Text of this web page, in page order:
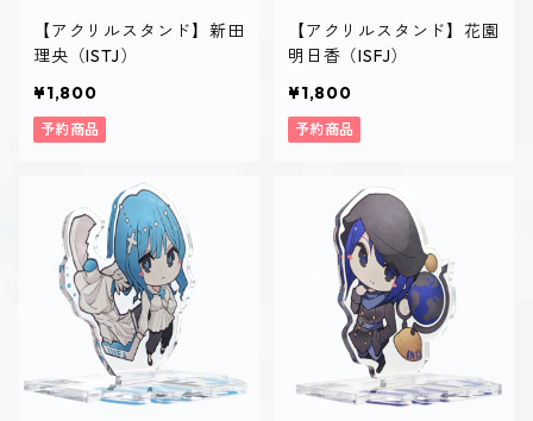
【アクリルスタンド】新田
理央（ISTJ）
¥1,800
予約商品
【アクリルスタンド】花園
明日香（ISFJ）
¥1,800
予約商品